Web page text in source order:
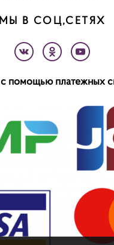
МЫ В СОЦ,СЕТЯХ
помощью платежных